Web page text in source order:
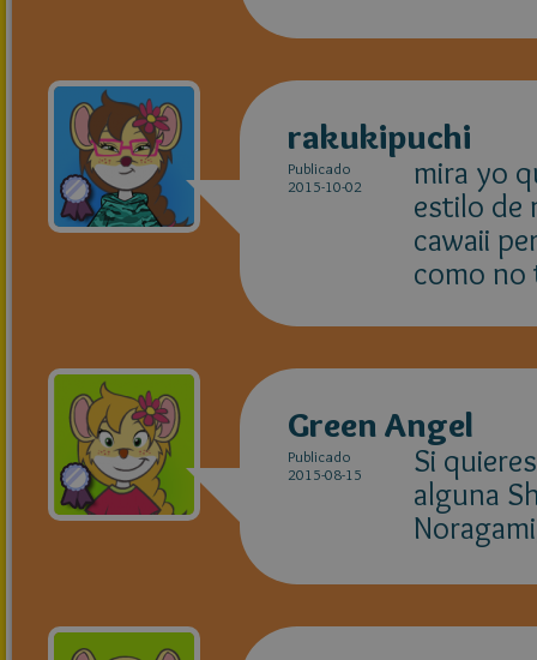
rakukipuchi
Publicado
2015-10-02
mira yo
estilo de
cawaii
como no
Green Angel
Publicado
2015-08-15
Si
alguna